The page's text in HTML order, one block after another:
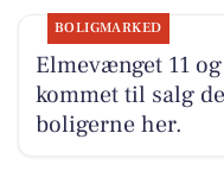
BOLIGMARKED
Elmevænget 11
kommet til salg
boligerne her.